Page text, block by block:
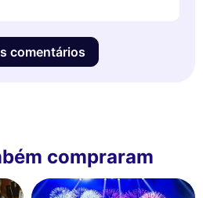
comentários
compraram